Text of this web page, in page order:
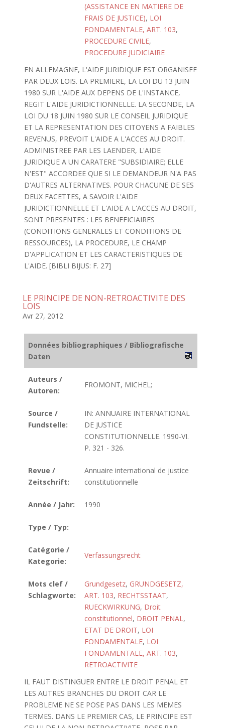
(ASSISTANCE EN MATIERE DE
FRAIS DE JUSTICE), LOI
FONDAMENTALE, ART. 103,
PROCEDURE CIVILE,
PROCEDURE JUDICIAIRE
EN ALLEMAGNE, L'AIDE JURIDIQUE EST ORGANISEE
PAR DEUX LOIS. LA PREMIERE, LA LOI DU 13 JUIN
1980 SUR L'AIDE AUX DEPENS DE L'INSTANCE,
REGIT L'AIDE JURIDICTIONNELLE. LA SECONDE, LA
LOI DU 18 JUIN 1980 SUR LE CONSEIL JURIDIQUE
ET LA REPRESENTATION DES CITOYENS A FAIBLES
REVENUS, PREVOIT L'AIDE A L'ACCES AU DROIT.
ADMINISTREE PAR LES LAENDER, L'AIDE
JURIDIQUE A UN CARATERE "SUBSIDIAIRE; ELLE
N'EST" ACCORDEE QUE SI LE DEMANDEUR N'A PAS
D'AUTRES ALTERNATIVES. POUR CHACUNE DE SES
DEUX FACETTES, A SAVOIR L'AIDE
JURIDICTIONNELLE ET L'AIDE A L'ACCES AU DROIT,
SONT PRESENTES : LES BENEFICIAIRES
(CONDITIONS GENERALES ET CONDITIONS DE
RESSOURCES), LA PROCEDURE, LE CHAMP
D'APPLICATION ET LES CARACTERISTIQUES DE
L'AIDE. [BIBLI BIJUS: F. 27]
LE PRINCIPE DE NON-RETROACTIVITE DES
LOIS
Avr 27, 2012
Données bibliographiques / Bibliografische
Daten
Auteurs /
Autoren:
FROMONT, MICHEL;
Source /
Fundstelle:
IN: ANNUAIRE INTERNATIONAL
DE JUSTICE
CONSTITUTIONNELLE. 1990-VI.
P. 321 - 326.
Revue /
Zeitschrift:
Annuaire international de justice
constitutionnelle
Année / Jahr: 1990
Type / Typ:
Catégorie /
Kategorie:
Verfassungsrecht
Mots clef /
Schlagworte:
Grundgesetz, GRUNDGESETZ,
ART. 103, RECHTSSTAAT,
RUECKWIRKUNG, Droit
constitutionnel, DROIT PENAL,
ETAT DE DROIT, LOI
FONDAMENTALE, LOI
FONDAMENTALE, ART. 103,
RETROACTIVITE
IL FAUT DISTINGUER ENTRE LE DROIT PENAL ET
LES AUTRES BRANCHES DU DROIT CAR LE
PROBLEME NE SE POSE PAS DANS LES MEMES
TERMES. DANS LE PREMIER CAS, LE PRINCIPE EST